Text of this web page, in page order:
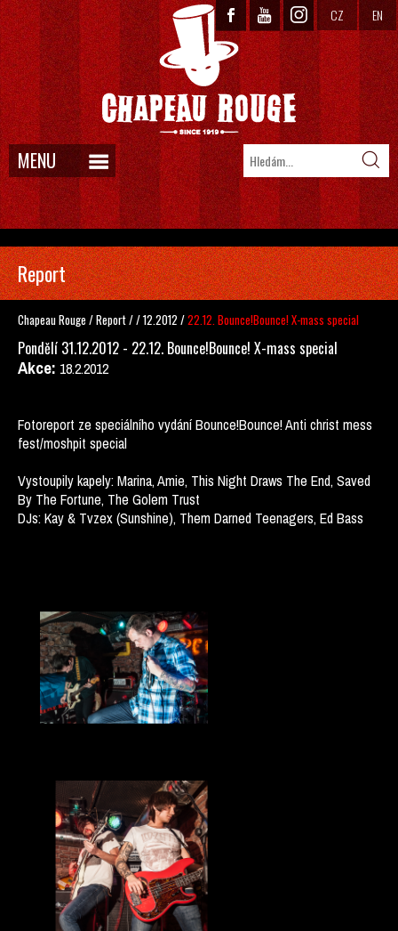
CZ EN
MENU
Report
Chapeau Rouge /Report//12.2012 /22.12. Bounce!Bounce! X-mass special
Pondělí 31.12.2012 - 22.12. Bounce!Bounce! X-mass special
Akce: 18.2.2012
Fotoreport ze speciálního vydání Bounce!Bounce! Anti christ mess
fest/moshpit special
Vystoupily kapely: Marina, Amie, This Night Draws The End, Saved
By The Fortune, The Golem Trust
DJs: Kay & Tvzex (Sunshine), Them Darned Teenagers, Ed Bass